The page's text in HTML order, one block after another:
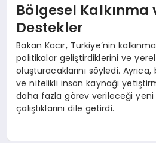
Bölgesel Kalkınma
Destekler
Bakan Kacır, Türkiye’nin
politikalar geliştirdiklerini ve
oluşturacaklarını söyledi.
ve nitelikli insan kaynağı
daha fazla görev verileceği
çalıştıklarını dile getirdi.